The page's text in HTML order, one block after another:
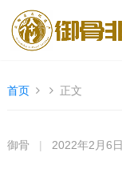
首页 正文
御骨 2022年2月6日